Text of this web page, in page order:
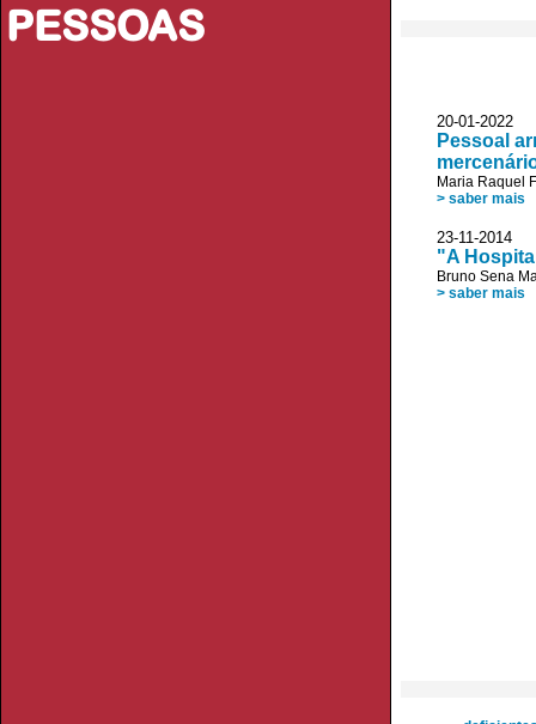
PESSOAS
20-01-
Pessoal
Maria Raquel
> saber mais
23-11-
"A
Bruno Sena
> saber mais